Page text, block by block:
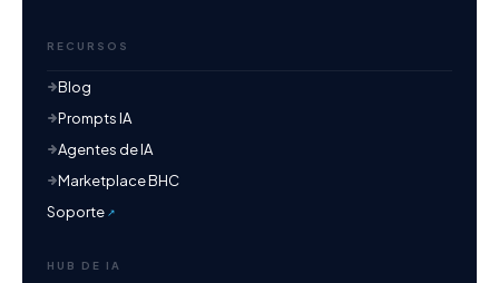
RECURSOS
Blog
Prompts IA
Agentes de IA
Marketplace BHC
Soporte
HUB DE IA